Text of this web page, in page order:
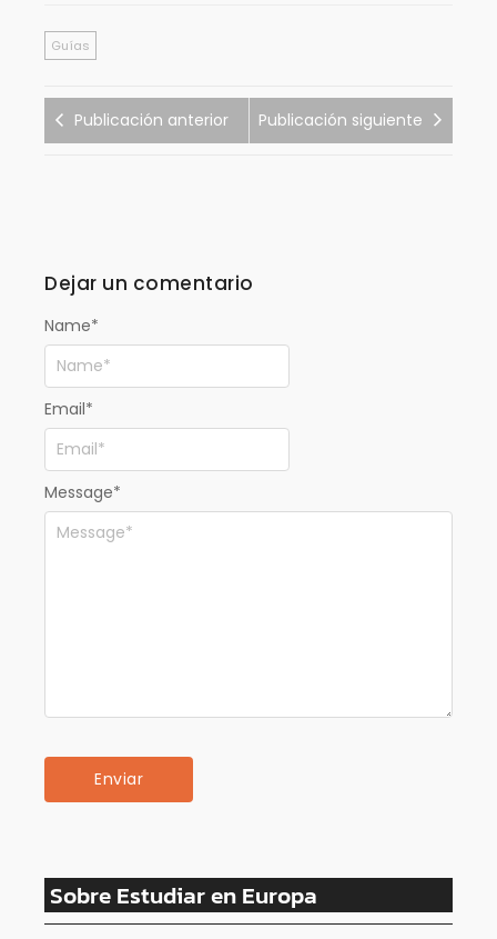
Guías
Publicación anterior Publicación siguiente
Dejar un comentario
Message*
Name*
Email*
Sobre Estudiar en Europa